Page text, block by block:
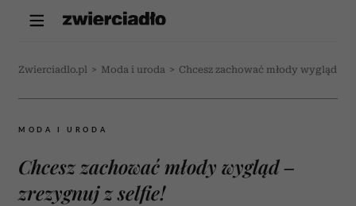
Zwierciadlo.pl > Moda i uroda > Chcesz zachować młody wygląd –
MODA I URODA
Chcesz zachować młody wygląd –
zrezygnuj z selfie!